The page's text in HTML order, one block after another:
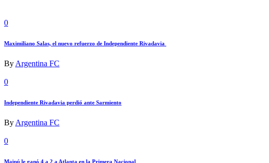
0
Maximiliano Salas, el nuevo refuerzo de Independiente Rivadavia
By Argentina FC
0
Independiente Rivadavia perdió ante Sarmiento
By Argentina FC
0
Maipú le ganó 4 a 2 a Atlanta en la Primera Nacional